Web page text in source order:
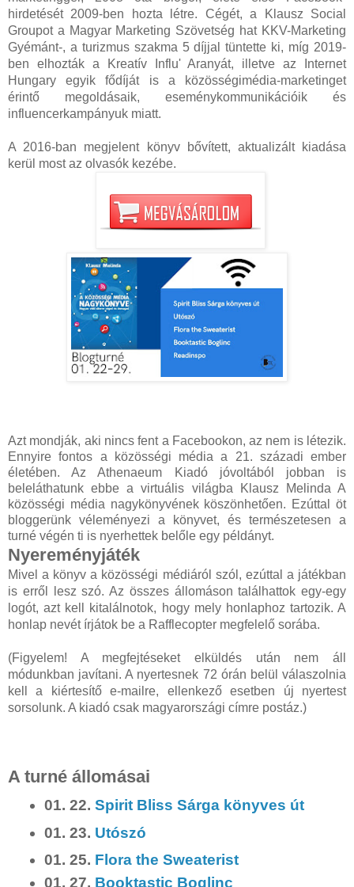
hirdetését 2009-ben hozta létre. Cégét, a Klausz Social
Groupot a Magyar Marketing Szövetség hat KKV-Marketing
Gyémánt-, a turizmus szakma 5 díjjal tüntette ki, míg 2019-
ben elhozták a Kreatív Influ' Aranyát, illetve az Internet
Hungary egyik fődíját is a közösségimédia-marketinget
érintő megoldásaik, eseménykommunikációik és
influencerkampányuk miatt.
A 2016-ban megjelent könyv bővített, aktualizált kiadása
kerül most az olvasók kezébe.
Azt mondják, aki nincs fent a Facebookon, az nem is létezik.
Ennyire fontos a közösségi média a 21. századi ember
életében. Az Athenaeum Kiadó jóvoltából jobban is
beleláthatunk ebbe a virtuális világba Klausz Melinda A
közösségi média nagykönyvének köszönhetően. Ezúttal öt
bloggerünk véleményezi a könyvet, és természetesen a
turné végén ti is nyerhettek belőle egy példányt.
Nyereményjáték
Mivel a könyv a közösségi médiáról szól, ezúttal a játékban
is erről lesz szó. Az összes állomáson találhattok egy-egy
logót, azt kell kitalálnotok, hogy mely honlaphoz tartozik. A
honlap nevét írjátok be a Rafflecopter megfelelő sorába.
(Figyelem! A megfejtéseket elküldés után nem áll
módunkban javítani. A nyertesnek 72 órán belül válaszolnia
kell a kiértesítő e-mailre, ellenkező esetben új nyertest
sorsolunk. A kiadó csak magyarországi címre postáz.)
A turné állomásai
01. 22.Spirit Bliss Sárga könyves út
01. 23. Utószó
01. 25. Flora the Sweaterist
01. 27. Booktastic Boglinc